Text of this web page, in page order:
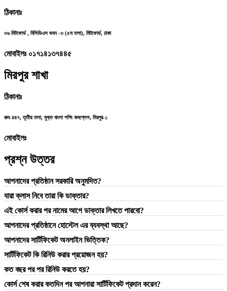
ঠিকানাঃ
৩৬ মিটফোর্ড , বিসিডিএস ভবন -৩ (৫ম তলা), মিটফোর্ড, ঢাকা
মোবাইলঃ ০১৭১৪১৩৭৪৪৫
মিরপুর শাখা
ঠিকানাঃ
রুম-৪৪৭, তৃতীয় তলা, মুক্ত বাংলা শপিং কমপ্লেস, মিরপুর-১
মোবাইলঃ
প্রশ্ন উত্তর
আপনাদের প্রতিষ্ঠান সরকারি অনুমদিত?
যারা ক্লাস নিবে তারা কি ডাক্তার?
এই কোর্স করার পর নামের আগে ডাক্তার লিখতে পারবো?
আপনাদের প্রতিষ্ঠানে হোস্টেল এর ব্যবস্থা আছে?
আপনাদের সার্টিফিকেট অনলাইন ভিত্তিক?
সার্টিফিকেট কি রিনিউ করার প্রয়োজন হয়?
কত বছর পর পর রিনিউ করতে হয়?
কোর্স শেষ করার কতদিন পর আপনারা সার্টিফিকেট প্রদান করেন?